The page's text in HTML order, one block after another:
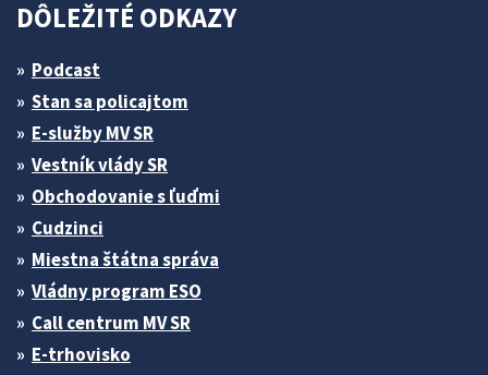
DÔLEŽITÉ ODKAZY
Podcast
Stan sa policajtom
E-služby MV SR
Vestník vlády SR
Obchodovanie s ľuďmi
Cudzinci
Miestna štátna správa
Vládny program ESO
Call centrum MV SR
E-trhovisko